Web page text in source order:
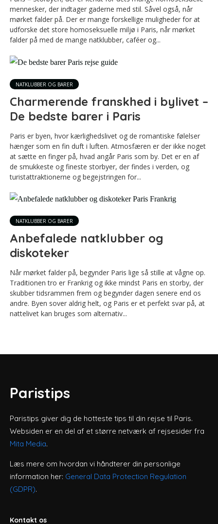
mennesker, der indtager gaderne med stil. Såvel også, når
mørket falder på. Der er mange forskellige muligheder for at
udforske det store homoseksuelle miljø i Paris, når mørket
falder på med de mange natklubber, caféer og...
NATKLUBBER OG BARER
Charmerende franskhed i bylivet –
De bedste barer i Paris
Paris er byen, hvor kærlighedslivet og de romantiske følelser
hænger som en fin duft i luften. Atmosfæren er der ikke noget
at sætte en finger på, hvad angår Paris som by. Det er en af
de smukkeste og fineste storbyer, der findes i verden, og
turistattraktionerne og begejstringen for...
NATKLUBBER OG BARER
Anbefalede natklubber og
diskoteker
Når mørket falder på, begynder Paris lige så stille at vågne op.
Traditionen tro er Frankrig og ikke mindst Paris en storby, der
skubber tidsrammen frem og begynder dagen senere end os
andre. Byen sover aldrig helt, og Paris er et perfekt svar på, at
nattelivet kan bruges som alternativ...
Paristips
Paristips giver dig de hotteste tips til din rejse til Paris.
Websiden er en del af et større netværk af rejsesider fra
Mita Media.
Læs mere om hvordan vi håndterer din personlige
information her: General Data Protection Regulation
(GDPR).
Kontakt os